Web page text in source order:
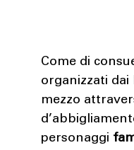
Come di
organizzati
mezzo
personaggi